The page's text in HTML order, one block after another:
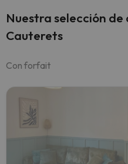
Nuestra selección
Cauterets
Con forfait